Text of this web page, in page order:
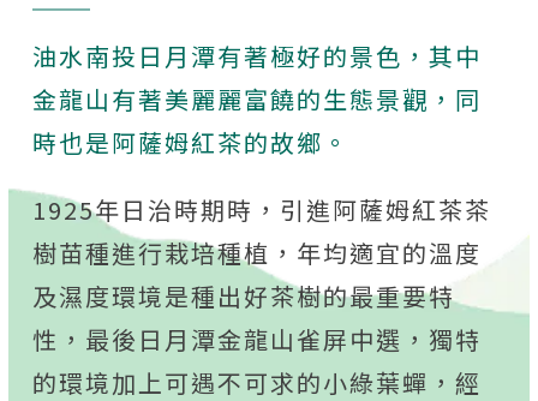
油水南投日月潭有著極好的景色，其中
金龍山有著美麗麗富饒的生態景觀，同
時也是阿薩姆紅茶的故鄉。
1925年日治時期時 ， 引進阿薩姆紅茶茶
樹苗種進行栽培種植 ， 年均適宜的溫度
及濕度環境是種出好茶樹的最重要特
性 ， 最後日月潭金龍山雀屏中選 ， 獨特
的環境加上可遇不可求的小綠葉蟬 ， 經